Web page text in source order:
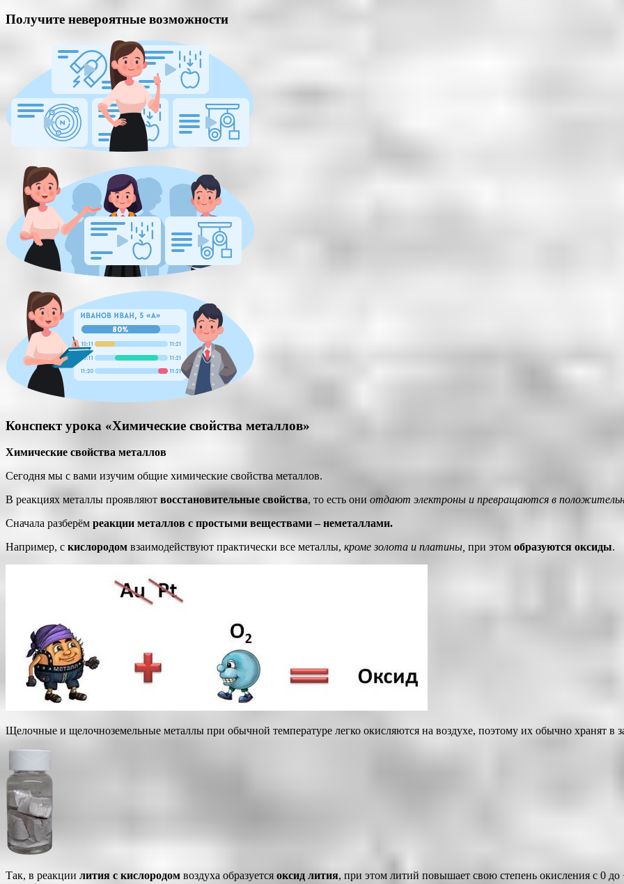
Получите невероятные возможности
Конспект урока «Химические свойства металлов»
Химические свойства металлов
Сегодня мы с вами изучим общие химические свойства металлов.
В реакциях металлы проявляют восстановительные свойства, то есть они отдают электроны и превращаются в
Сначала разберём реакции металлов с простыми веществами – неметаллами.
Например, с кислородом взаимодействуют практически все металлы, кроме золота и платины, при этом образуются оксиды.
Щелочные и щелочноземельные металлы при обычной температуре легко окисляются на воздухе, поэтому их обычно хранят в
Так, в реакции лития с кислородом воздуха образуется оксид лития, при этом литий повышает свою степень окисления с 0